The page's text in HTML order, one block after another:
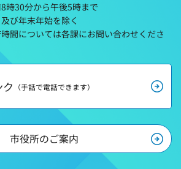
時30分から午後5時まで
び年末年始を除く
間については各課にお問い合わせくださ
（手話で電話できます）
市役所のご案内